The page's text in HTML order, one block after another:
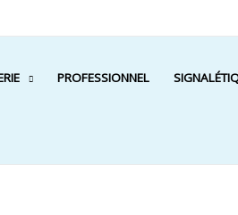
PROFESSIONNEL